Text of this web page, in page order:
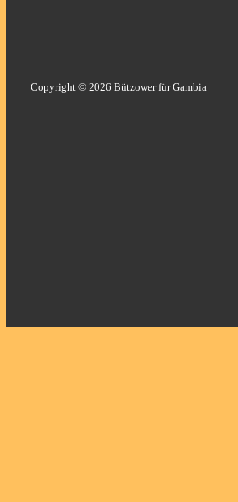
Copyright © 2026 Bützower für Gambia